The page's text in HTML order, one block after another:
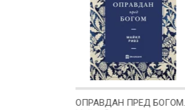
ОПРАВДАН ПРЕД БОГОМ.